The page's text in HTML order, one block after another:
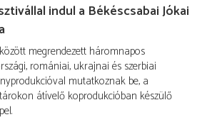
indul a Békéscsabai Jókai
között megrendezett háromnapos
romániai, ukrajnai és szerbiai
mutatkoznak be, a
átívelő koprodukcióban készülő